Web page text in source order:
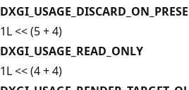
1L << (5 + 4)
DXGI_USAGE_READ_ONLY
1L << (4 + 4)